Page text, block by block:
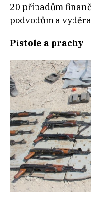
20 případům
podvodům a
Pistole a prachy